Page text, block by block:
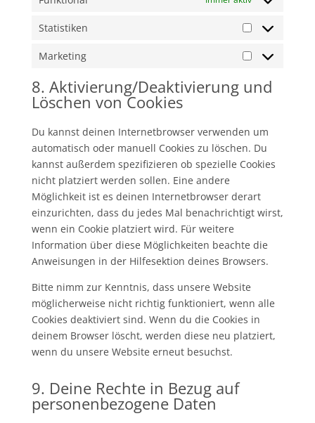
Statistiken
Statistiken
Marketing
Marketing
8. Aktivierung/Deaktivierung und
Löschen von Cookies
Du kannst deinen Internetbrowser verwenden um
automatisch oder manuell Cookies zu löschen. Du
kannst außerdem spezifizieren ob spezielle Cookies
nicht platziert werden sollen. Eine andere
Möglichkeit ist es deinen Internetbrowser derart
einzurichten, dass du jedes Mal benachrichtigt wirst,
wenn ein Cookie platziert wird. Für weitere
Information über diese Möglichkeiten beachte die
Anweisungen in der Hilfesektion deines Browsers.
Bitte nimm zur Kenntnis, dass unsere Website
möglicherweise nicht richtig funktioniert, wenn alle
Cookies deaktiviert sind. Wenn du die Cookies in
deinem Browser löscht, werden diese neu platziert,
wenn du unsere Website erneut besuchst.
9. Deine Rechte in Bezug auf
personenbezogene Daten